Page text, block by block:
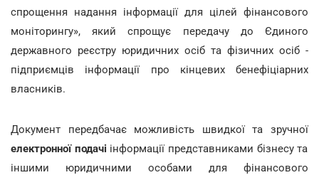
спрощення надання інформації для цілей фінансового
моніторингу», який спрощує передачу до Єдиного
державного реєстру юридичних осіб та фізичних осіб -
підприємців інформації про кінцевих бенефіціарних
власників.
Документ передбачає можливість швидкої та зручної
електронної подачі інформації представниками бізнесу та
іншими юридичними особами для фінансового